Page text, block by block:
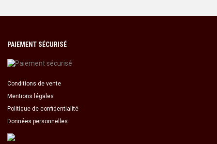
PAIEMENT SÉCURISÉ
Conditions de vente
Mentions légales
Politique de confidentialité
Données personnelles